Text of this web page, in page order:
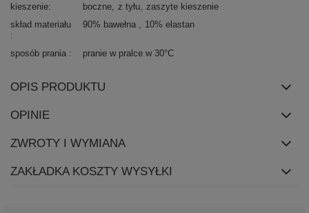
kieszenie
boczne z tyłu
zaszyte kieszenie
skład materiału
90% bawełna 10% elastan
sposób prania pranie w pralce w 30°C
OPIS PRODUKTU
OPINIE
ZWROTY I WYMIANA
ZAKŁADKA KOSZTY WYSYŁKI